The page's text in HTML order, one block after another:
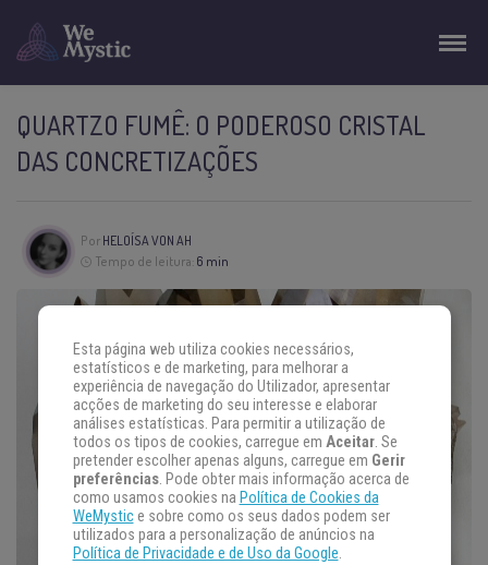
QUARTZO FUMÊ: O PODEROSO CRISTAL
DAS CONCRETIZAÇÕES
Por HELOÍSA VON AH
Tempo de leitura: 6 min
Esta página web utiliza cookies necessários,
estatísticos e de marketing, para melhorar a
experiência de navegação do Utilizador, apresentar
acções de marketing do seu interesse e elaborar
análises estatísticas. Para permitir a utilização de
todos os tipos de cookies, carregue em Aceitar. Se
pretender escolher apenas alguns, carregue em Gerir
preferências. Pode obter mais informação acerca de
como usamos cookies na Política de Cookies da
WeMystice sobre como os seus dados podem ser
utilizados para a personalização de anúncios na
Política de Privacidade e de Uso da Google.